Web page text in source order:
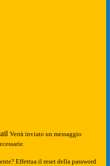
Verrà inviato un messaggio
Effettua il reset della password